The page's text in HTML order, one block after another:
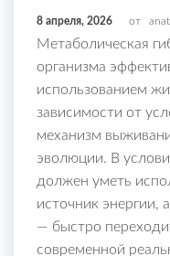
8 апреля, 2026 от
Метаболическая
организма
использованием
зависимости от
механизм
эволюции. В
должен уметь
источник энергии,
— быстро
современной